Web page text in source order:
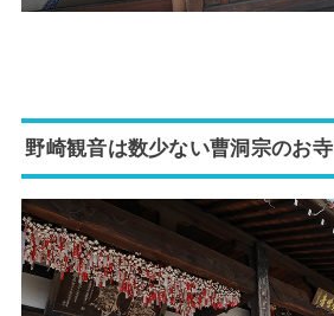
野崎観音は数少ない曹洞宗のお寺